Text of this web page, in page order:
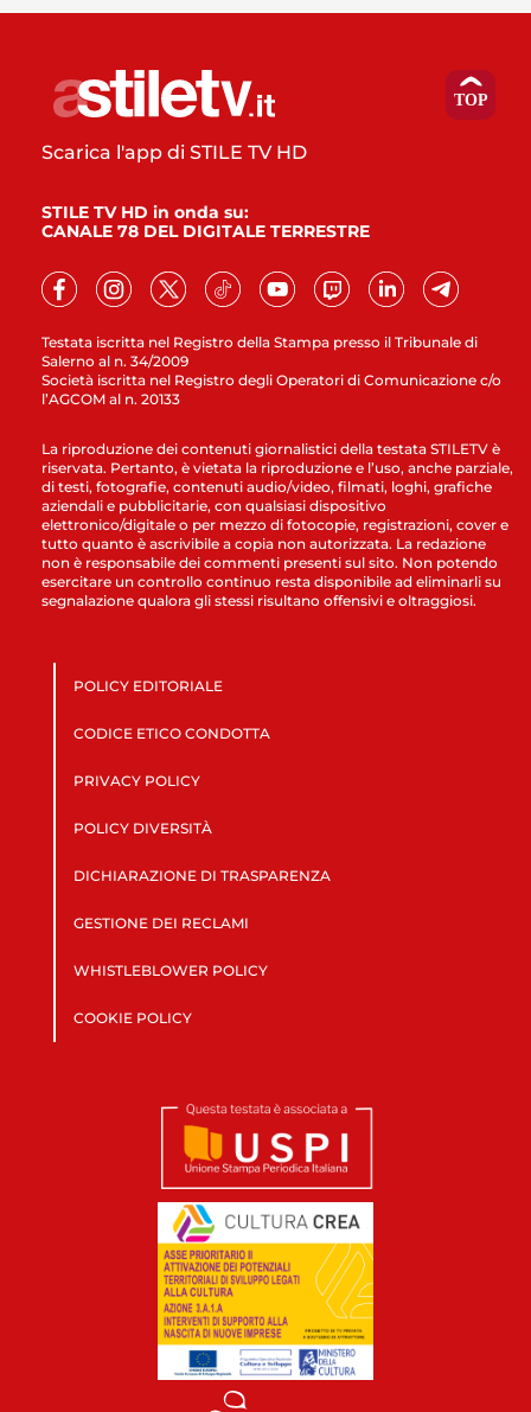
Testata iscritta nel Registro della Stampa presso il Tribunale di
Salerno al n. 34/2009
Società iscritta nel Registro degli Operatori di Comunicazione c/o
l’AGCOM al n. 20133
Scarica l'app di STILE TV HD
STILE TV HD in onda su:
CANALE 78 DEL DIGITALE TERRESTRE
La riproduzione dei contenuti giornalistici della testata STILETV è
riservata. Pertanto, è vietata la riproduzione e l’uso, anche parziale,
di testi, fotografie, contenuti audio/video, filmati, loghi, grafiche
aziendali e pubblicitarie, con qualsiasi dispositivo
elettronico/digitale o per mezzo di fotocopie, registrazioni, cover e
tutto quanto è ascrivibile a copia non autorizzata. La redazione
non è responsabile dei commenti presenti sul sito. Non potendo
esercitare un controllo continuo resta disponibile ad eliminarli su
segnalazione qualora gli stessi risultano offensivi e oltraggiosi.
POLICY EDITORIALE
CODICE ETICO CONDOTTA
PRIVACY POLICY
POLICY DIVERSITÀ
DICHIARAZIONE DI TRASPARENZA
GESTIONE DEI RECLAMI
WHISTLEBLOWER POLICY
COOKIE POLICY